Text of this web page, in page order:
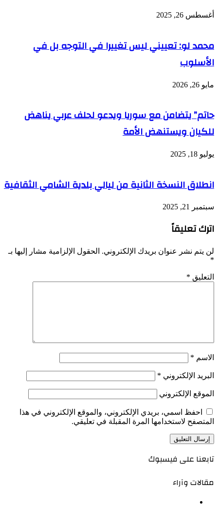
أغسطس 26, 2025
محمد لو: تعييني ليس تغييرا في التوجه بل في
الأسلوب
مايو 26, 2026
حاتم” يتضامن مع سوريا ويدعو لحلف عربي يناهض
للكيان ويستنهض الأمة
يوليو 18, 2025
انطلاق النسخة الثانية من ليالي بلدية الشامي الثقافية
سبتمبر 21, 2025
اترك تعليقاً
لن يتم نشر عنوان بريدك الإلكتروني. الحقول الإلزامية مشار إليها بـ
*
التعليق *
الاسم *
البريد الإلكتروني *
الموقع الإلكتروني
احفظ اسمي، بريدي الإلكتروني، والموقع الإلكتروني في هذا
المتصفح لاستخدامها المرة المقبلة في تعليقي.
تابعنا على فيسبوك
مقالات وآراء